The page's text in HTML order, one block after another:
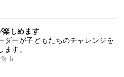
楽しめます
ダーが子どもたちのチャレンジを
ます。
滑市